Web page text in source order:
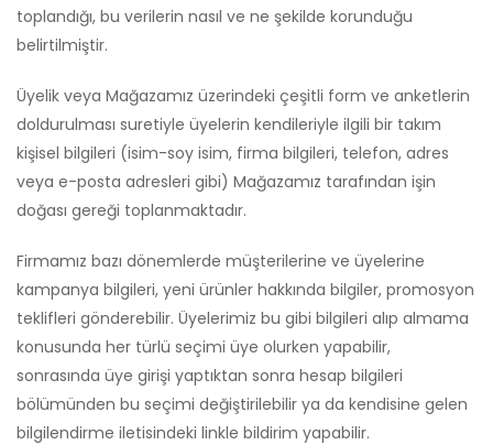
toplandığı, bu verilerin nasıl ve ne şekilde korunduğu
belirtilmiştir.
Üyelik veya Mağazamız üzerindeki çeşitli form ve anketlerin
doldurulması suretiyle üyelerin kendileriyle ilgili bir takım
kişisel bilgileri (isim-soy isim, firma bilgileri, telefon, adres
veya e-posta adresleri gibi) Mağazamız tarafından işin
doğası gereği toplanmaktadır.
Firmamız bazı dönemlerde müşterilerine ve üyelerine
kampanya bilgileri, yeni ürünler hakkında bilgiler, promosyon
teklifleri gönderebilir. Üyelerimiz bu gibi bilgileri alıp almama
konusunda her türlü seçimi üye olurken yapabilir,
sonrasında üye girişi yaptıktan sonra hesap bilgileri
bölümünden bu seçimi değiştirilebilir ya da kendisine gelen
bilgilendirme iletisindeki linkle bildirim yapabilir.